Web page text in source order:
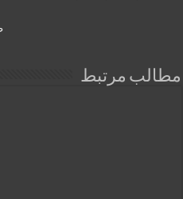
مطالب مرتبط